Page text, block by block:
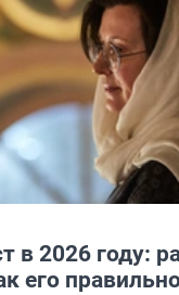
в 2026 году:
его